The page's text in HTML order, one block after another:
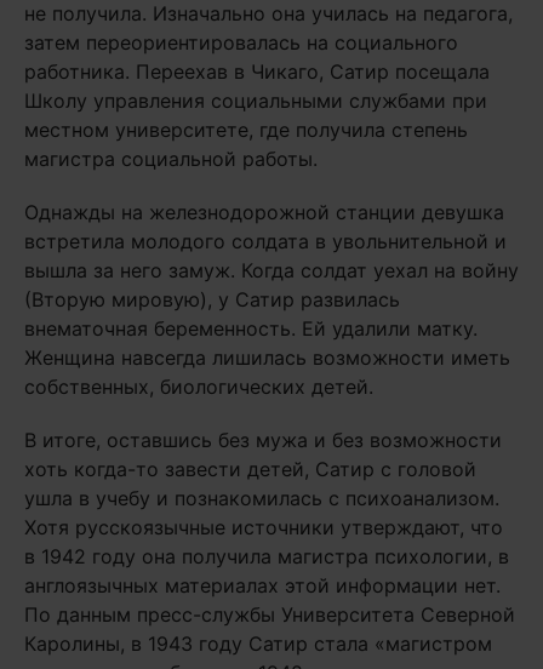
не получила. Изначально она училась на педагога,
затем переориентировалась на социального
работника. Переехав в Чикаго, Сатир посещала
Школу управления социальными службами при
местном университете, где получила степень
магистра социальной работы.
Однажды на железнодорожной станции девушка
встретила молодого солдата в увольнительной и
вышла за него замуж. Когда солдат уехал на войну
(Вторую мировую), у Сатир развилась
внематочная беременность. Ей удалили матку.
Женщина навсегда лишилась возможности иметь
собственных, биологических детей.
В итоге, оставшись без мужа и без возможности
хоть когда-то завести детей, Сатир с головой
ушла в учебу и познакомилась с психоанализом.
Хотя русскоязычные источники утверждают, что
в 1942 году она получила магистра психологии, в
англоязычных материалах этой информации нет.
По данным пресс-службы Университета Северной
Каролины, в 1943 году Сатир стала «магистром